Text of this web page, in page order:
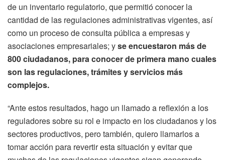
de un inventario regulatorio, que permitió conocer la
cantidad de las regulaciones administrativas vigentes, así
como un proceso de consulta pública a empresas y
asociaciones empresariales; yse encuestaron más de
800 ciudadanos, para conocer de primera mano cuales
son las regulaciones, trámites y servicios más
complejos.
“Ante estos resultados, hago un llamado a reflexión a los
reguladores sobre su rol e impacto en los ciudadanos y los
sectores productivos, pero también, quiero llamarlos a
tomar acción para revertir esta situación y evitar que